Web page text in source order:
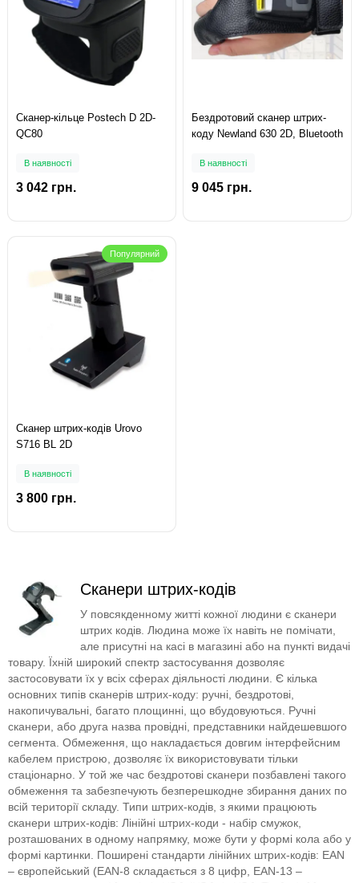
Сканер-кільце Postech D 2D-
QC80
В наявності
3 042 грн.
Бездротовий сканер штрих-
коду Newland 630 2D, Bluetooth
В наявності
9 045 грн.
Популярний
Сканер штрих-кодів Urovo
S716 BL 2D
В наявності
3 800 грн.
Сканери штрих-кодів
У повсякденному житті кожної людини є сканери
штрих кодів. Людина може їх навіть не помічати,
але присутні на касі в магазині або на пункті видачі
товару. Їхній широкий спектр застосування дозволяє
застосовувати їх у всіх сферах діяльності людини. Є кілька
основних типів сканерів штрих-коду: ручні, бездротові,
накопичувальні, багато площинні, що вбудовуються. Ручні
сканери, або друга назва провідні, представники найдешевшого
сегмента. Обмеження, що накладається довгим інтерфейсним
кабелем пристрою, дозволяє їх використовувати тільки
стаціонарно. У той же час бездротові сканери позбавлені такого
обмеження та забезпечують безперешкодне збирання даних по
всій території складу. Типи штрих-кодів, з якими працюють
сканери штрих-кодів: Лінійні штрих-коди - набір смужок,
розташованих в одному напрямку, може бути у формі кола або у
формі картинки. Поширені стандарти лінійних штрих-кодів: EAN
– європейський (EAN-8 складається з 8 цифр, EAN-13 –